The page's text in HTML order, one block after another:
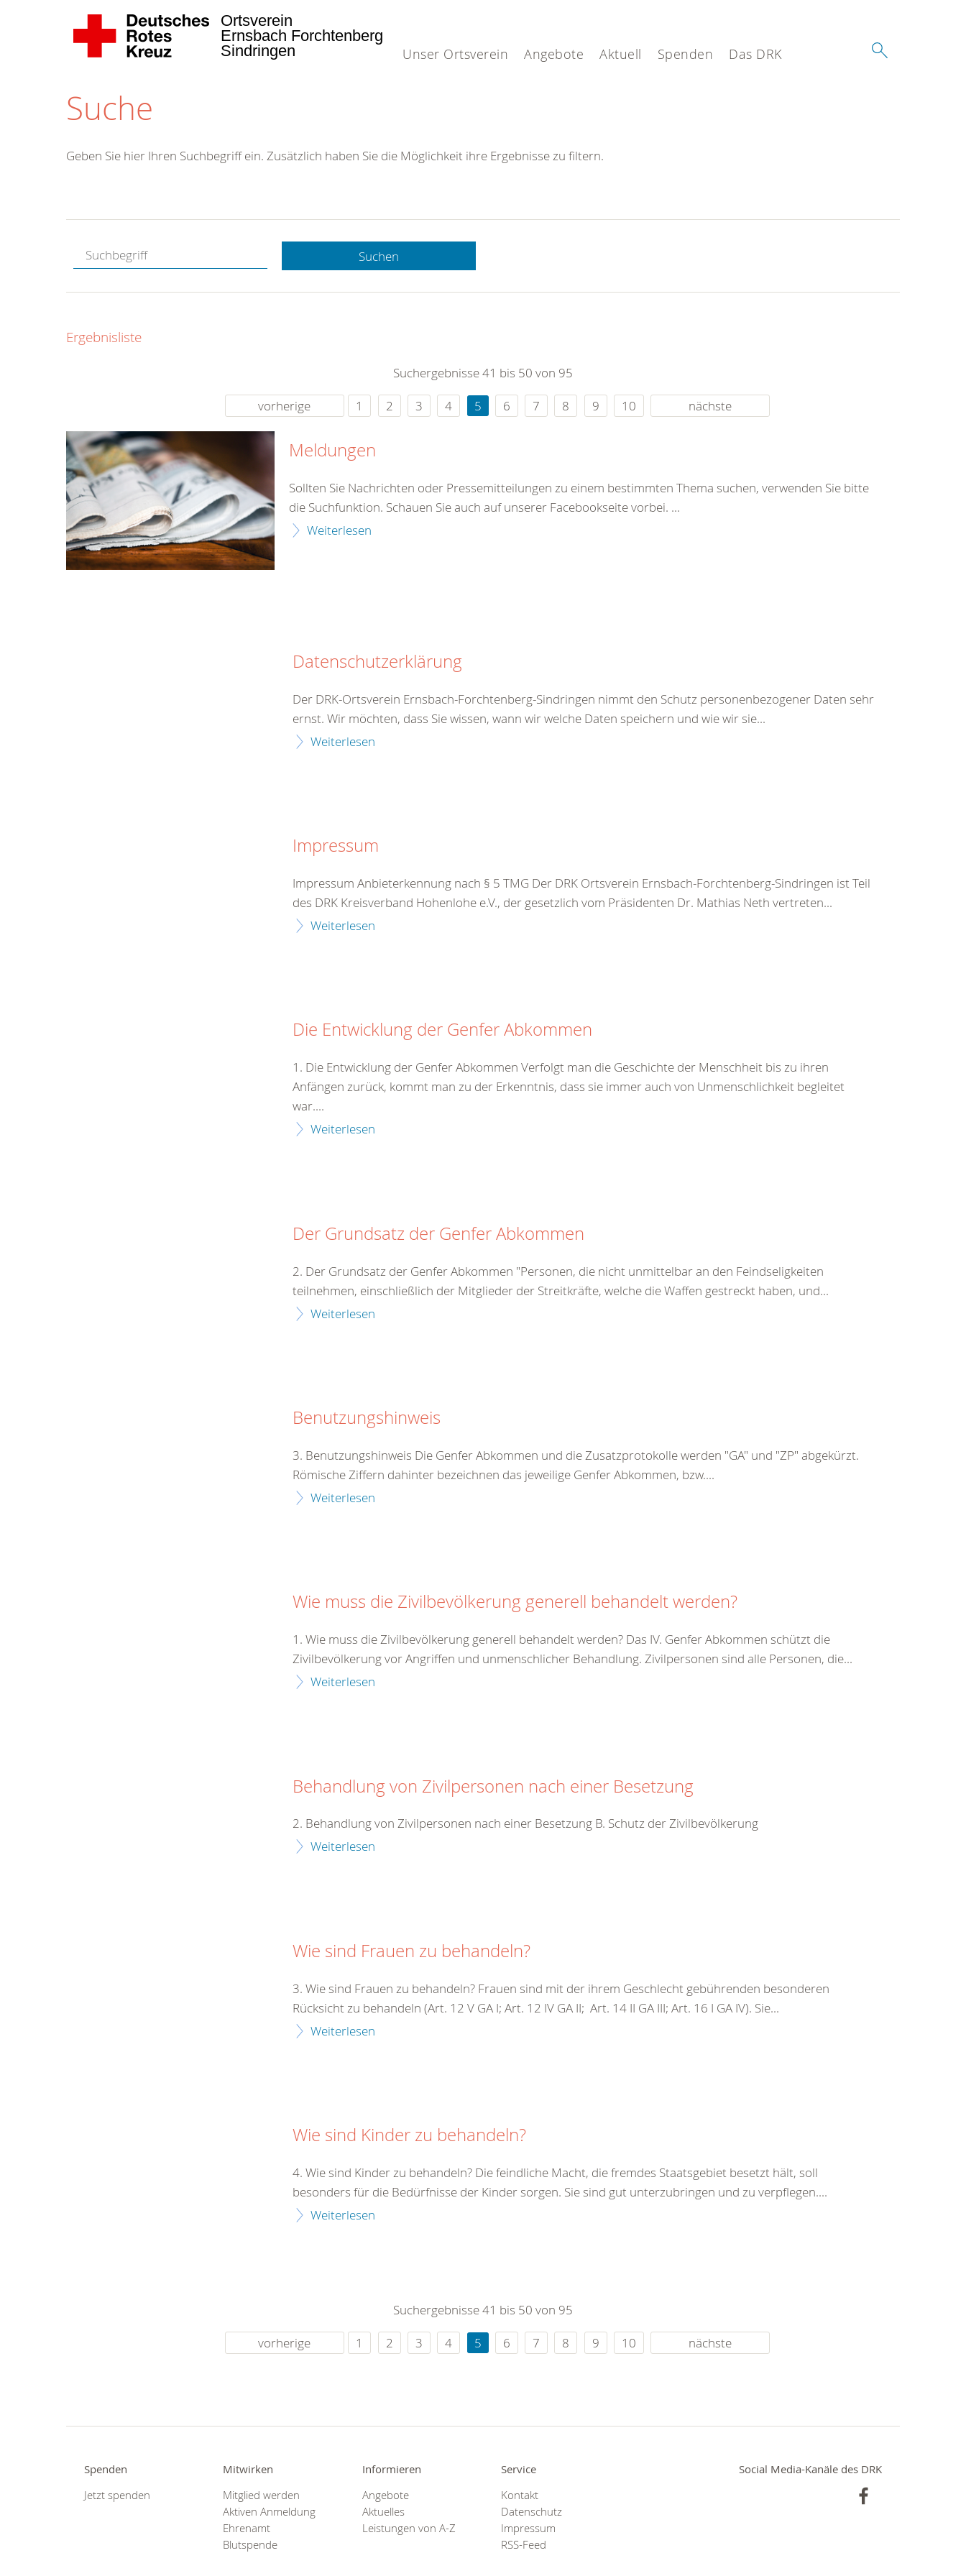
Unser Ortsverein Angebote Aktuell Spenden Das DRK
Ortsverein
Ernsbach Forchtenberg
Sindringen
Suche
Hotline.
gerne.
rund um die Uhr
Geben Sie hier Ihren Suchbegriff ein. Zusätzlich haben Sie die Möglichkeit ihre Ergebnisse zu filtern.
Suchen
Ergebnisliste
Suchergebnisse 41 bis 50 von 95
vorherige
1 2 3 4 5 6 7 8 9 10 nächste
Meldungen
Sollten Sie Nachrichten oder Pressemitteilungen zu einem bestimmten Thema suchen, verwenden Sie bitte
die Suchfunktion. Schauen Sie auch auf unserer Facebookseite vorbei. ...
Weiterlesen
Datenschutzerklärung
Der DRK-Ortsverein Ernsbach-Forchtenberg-Sindringen nimmt den Schutz personenbezogener Daten sehr
ernst. Wir möchten, dass Sie wissen, wann wir welche Daten speichern und wie wir sie...
Weiterlesen
Impressum
Impressum Anbieterkennung nach § 5 TMG Der DRK Ortsverein Ernsbach-Forchtenberg-Sindringen ist Teil
des DRK Kreisverband Hohenlohe e.V., der gesetzlich vom Präsidenten Dr. Mathias Neth vertreten...
Weiterlesen
Die Entwicklung der Genfer Abkommen
1. Die Entwicklung der Genfer Abkommen Verfolgt man die Geschichte der Menschheit bis zu ihren
Anfängen zurück, kommt man zu der Erkenntnis, dass sie immer auch von Unmenschlichkeit begleitet
war....
Weiterlesen
Der Grundsatz der Genfer Abkommen
2. Der Grundsatz der Genfer Abkommen "Personen, die nicht unmittelbar an den Feindseligkeiten
teilnehmen, einschließlich der Mitglieder der Streitkräfte, welche die Waffen gestreckt haben, und...
Weiterlesen
Benutzungshinweis
3. Benutzungshinweis Die Genfer Abkommen und die Zusatzprotokolle werden "GA" und "ZP" abgekürzt.
Römische Ziffern dahinter bezeichnen das jeweilige Genfer Abkommen, bzw....
Weiterlesen
Wie muss die Zivilbevölkerung generell behandelt werden?
1. Wie muss die Zivilbevölkerung generell behandelt werden? Das IV. Genfer Abkommen schützt die
Zivilbevölkerung vor Angriffen und unmenschlicher Behandlung. Zivilpersonen sind alle Personen, die...
Weiterlesen
Behandlung von Zivilpersonen nach einer Besetzung
2. Behandlung von Zivilpersonen nach einer Besetzung B. Schutz der Zivilbevölkerung
Weiterlesen
Wie sind Frauen zu behandeln?
3. Wie sind Frauen zu behandeln? Frauen sind mit der ihrem Geschlecht gebührenden besonderen
Rücksicht zu behandeln (Art. 12 V GA I; Art. 12 IV GA II; Art. 14 II GA III; Art. 16 I GA IV). Sie...
Weiterlesen
Wie sind Kinder zu behandeln?
4. Wie sind Kinder zu behandeln? Die feindliche Macht, die fremdes Staatsgebiet besetzt hält, soll
besonders für die Bedürfnisse der Kinder sorgen. Sie sind gut unterzubringen und zu verpflegen....
Weiterlesen
Suchergebnisse 41 bis 50 von 95
vorherige
1 2 3 4 5 6 7 8 9 10 nächste
Spenden
Jetzt spenden
Mitwirken
Mitglied werden
Aktiven Anmeldung
Ehrenamt
Blutspende
Informieren
Angebote
Aktuelles
Leistungen von A-Z
Service
Kontakt
Datenschutz
Impressum
RSS-Feed
Social Media-Kanäle des DRK